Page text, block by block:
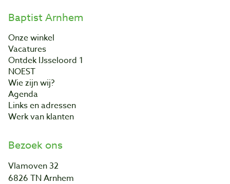
Baptist Arnhem
Onze winkel
Vacatures
Ontdek IJsseloord 1
NOEST
Wie zijn wij?
Agenda
Links en adressen
Werk van klanten
Bezoek ons
Vlamoven 32
6826 TN Arnhem